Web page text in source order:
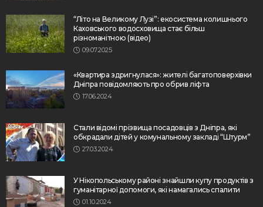
“Літо на Великому Лузі”: екосистема колишнього
Каховського водосховища стає більш
різноманітною (відео)
09.07.2025
«Квартира здригнулася»: жителі багатоповерхівки
Дніпра повідомляють про обрив ліфта
17.06.2024
Стали відомі прізвища посадовців з Дніпра, які
обкрадали дітей у комунальному закладі “Штурм”
27.03.2024
У Нікопольському районі знайшли купу продуктів з
гуманітарної допомоги, які намагались спалити
01.10.2024